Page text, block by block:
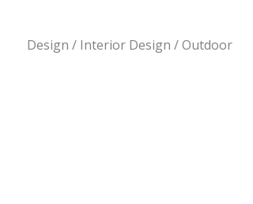
Design / Interior Design / Outdoor